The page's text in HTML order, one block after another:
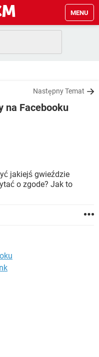
MENU
Następny Temat
na Facebooku
jakiejś gwieździe
o zgode? Jak to